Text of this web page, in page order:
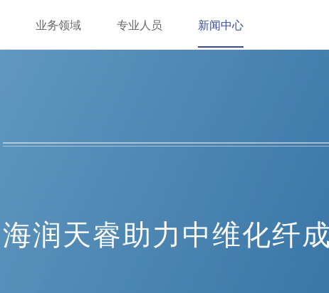
业务领域 专业人员 新闻中心
海润天睿助力中维化纤